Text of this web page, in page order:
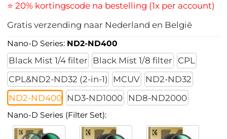
⭐ 20% kortingscode na bestelling (1x per account)
Gratis verzending naar Nederland en België
Nano-D Series: ND2-ND400
Black Mist 1/4 filter Black Mist 1/8 filter
CPL
CPL&ND2-ND32 (2-in-1)
MCUV
ND2-ND32
ND2-ND400
ND3-ND1000 ND8-ND2000
Nano-D Series (Filter Set):